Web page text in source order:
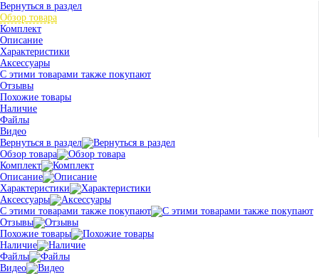
Вернуться в раздел
Обзор товара
Комплект
Описание
Характеристики
Аксессуары
С этими товарами также покупают
Отзывы
Похожие товары
Наличие
Файлы
Видео
Вернуться в раздел
Обзор товара
Комплект
Описание
Характеристики
Аксессуары
С этими товарами также покупают
Отзывы
Похожие товары
Наличие
Файлы
Видео